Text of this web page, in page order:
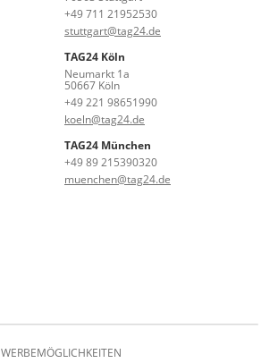
+49 711 21952530
stuttgart@tag24.de
TAG24 Köln
Neumarkt 1a
50667 Köln
+49 221 98651990
koeln@tag24.de
TAG24 München
+49 89 215390320
muenchen@tag24.de
WERBEMÖGLICHKEITEN